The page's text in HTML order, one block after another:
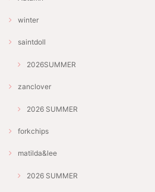
winter
saintdoll
2026SUMMER
zanclover
2026 SUMMER
forkchips
matilda&lee
2026 SUMMER